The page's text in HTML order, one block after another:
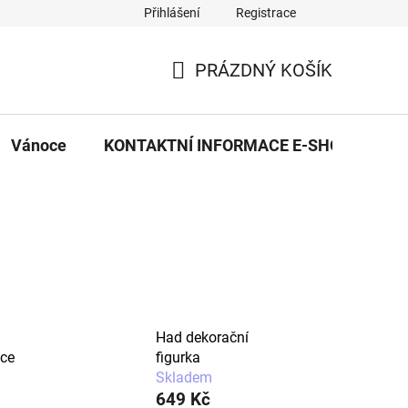
eDekor PROVOZOVNA OBCHODNÍ PODMÍNKY
Přihlášení Registrace
KOŠÍK
PRÁZDNÝ KOŠÍK
Vánoce KONTAKTNÍ INFORMACE E-SHOPU
Had dekorační
figurka
Skladem
649 Kč